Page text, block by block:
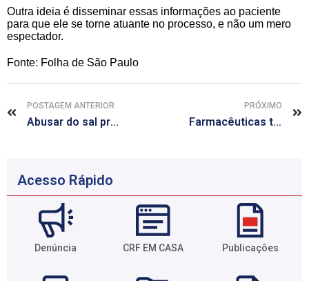
Outra ideia é disseminar essas informações ao paciente
para que ele se torne atuante no processo, e não um mero
espectador.
Fonte: Folha de São Paulo
POSTAGEM ANTERIOR
Abusar do sal prejudica a visão, alerta especialista
PRÓXIMO
Farmacêuticas tentam conquistar mercado chinês a todo custo
Acesso Rápido
Denúncia CRF EM CASA Publicações